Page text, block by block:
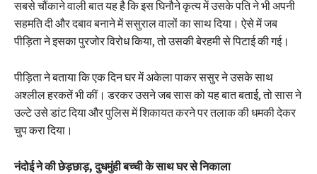
सबसे चौंकाने वाली बात यह है कि इस घिनौने कृत्य में उसके पति ने भी अपनी
सहमति दी और दबाव बनाने में ससुराल वालों का साथ दिया। ऐसे में जब
पीड़िता ने इसका पुरजोर विरोध किया, तो उसकी बेरहमी से पिटाई की गई।
पीड़िता ने बताया कि एक दिन घर में अकेला पाकर ससुर ने उसके साथ
अश्लील हरकतें भी कीं। डरकर उसने जब सास को यह बात बताई, तो सास ने
उल्टे उसे डांट दिया और पुलिस में शिकायत करने पर तलाक की धमकी देकर
चुप करा दिया।
नंदोई ने की छेड़छाड़, दुधमुंही बच्ची के साथ घर से निकाला